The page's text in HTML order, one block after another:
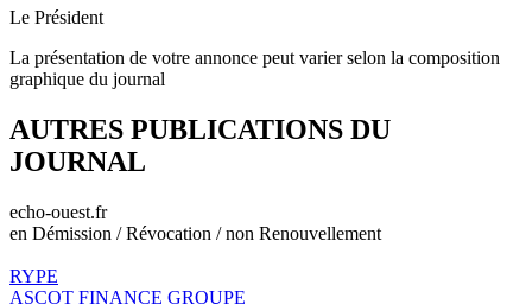
Le Président
La présentation de votre annonce peut varier selon la composition
graphique du journal
AUTRES PUBLICATIONS DU
JOURNAL
echo-ouest.fr
en Démission / Révocation / non Renouvellement
RYPE
ASCOT FINANCE GROUPE